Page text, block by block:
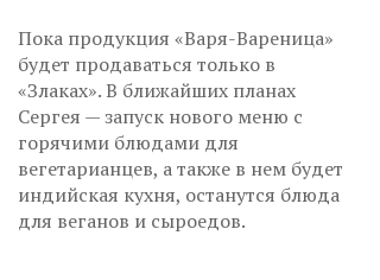
Пока продукция «Варя-Вареница»
будет продаваться только в
«Злаках». В ближайших планах
Сергея — запуск нового меню с
горячими блюдами для
вегетарианцев, а также в нем будет
индийская кухня, останутся блюда
для веганов и сыроедов.